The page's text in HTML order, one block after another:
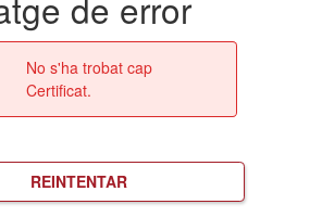
No s'ha trobat cap
Certificat.
REINTENTAR